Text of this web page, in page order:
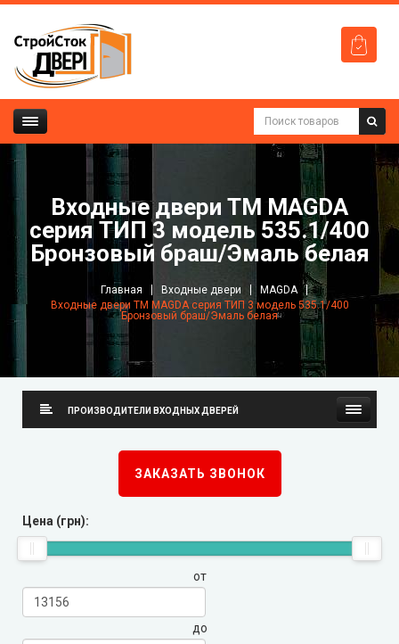
Входные двери ТМ MAGDA
серия ТИП 3 модель 535.1/400
Бронзовый браш/Эмаль белая
Главная Входные двери
MAGDA
Входные двери ТМ MAGDA серия ТИП 3 модель 535.1/400
Бронзовый браш/Эмаль белая
ПРОИЗВОДИТЕЛИ ВХОДНЫХ ДВЕРЕЙ
Стильные Двери
Steelguard
Arma (Арма)
STRAJ (Страж)
ЗАКАЗАТЬ ЗВОНОК
Цена (грн):
от
до